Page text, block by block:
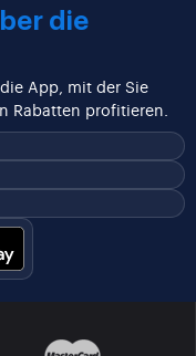
die
App, mit der Sie
Rabatten profitieren.